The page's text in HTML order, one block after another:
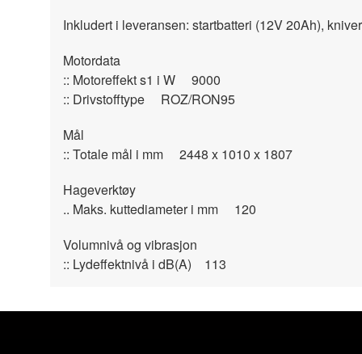
Inkludert i leveransen: startbatteri (12V 20Ah),
Motordata
:: Motoreffekt s1 i W 9000
:: Drivstofftype ROZ/RON95
Mål
:: Totale mål i mm 2448 x 1010 x 1807
Hageverktøy
.. Maks. kuttediameter i mm 120
Volumnivå og vibrasjon
:: Lydeffektnivå i dB(A) 113